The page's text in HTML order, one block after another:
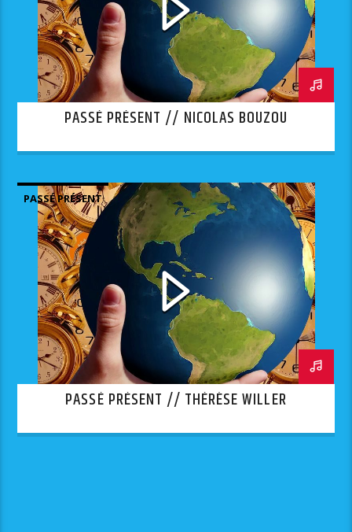
PASSÉ PRÉSENT // NICOLAS BOUZOU
PASSÉ PRÉSENT
PASSÉ PRÉSENT // THÉRÈSE WILLER